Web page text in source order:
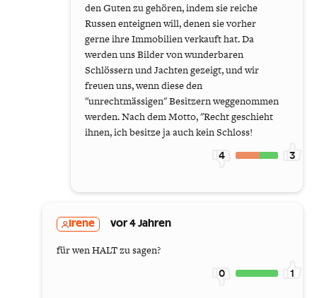
den Guten zu gehören, indem sie reiche
Russen enteignen will, denen sie vorher
gerne ihre Immobilien verkauft hat. Da
werden uns Bilder von wunderbaren
Schlössern und Jachten gezeigt, und wir
freuen uns, wenn diese den
"unrechtmässigen" Besitzern weggenommen
werden. Nach dem Motto, "Recht geschieht
ihnen, ich besitze ja auch kein Schloss!
4 3
Irene vor 4 Jahren
für wen HALT zu sagen?
0 1